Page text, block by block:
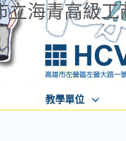
立海青高級工
教學單位